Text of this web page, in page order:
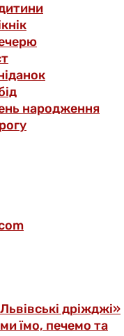
народження
дріжджі»
їмо, печемо та